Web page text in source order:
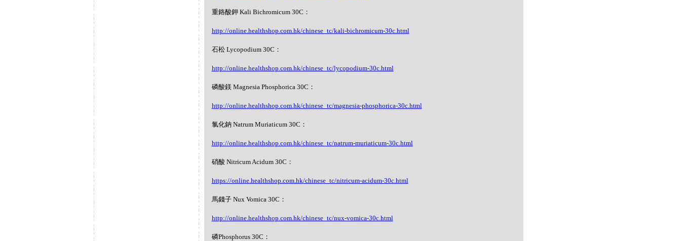
重鉻酸鉀 Kali Bichromicum 30C：
http://online.healthshop.com.hk/chinese_tc/kali-bichromicum-30c.html
石松 Lycopodium 30C：
http://online.healthshop.com.hk/chinese_tc/lycopodium-30c.html
磷酸鎂 Magnesia Phosphorica 30C：
http://online.healthshop.com.hk/chinese_tc/magnesia-phosphorica-30c.html
氯化鈉 Natrum Muriaticum 30C：
http://online.healthshop.com.hk/chinese_tc/natrum-muriaticum-30c.html
硝酸 Nitricum Acidum 30C：
https://online.healthshop.com.hk/chinese_tc/nitricum-acidum-30c.html
馬錢子 Nux Vomica 30C：
http://online.healthshop.com.hk/chinese_tc/nux-vomica-30c.html
磷Phosphorus 30C：